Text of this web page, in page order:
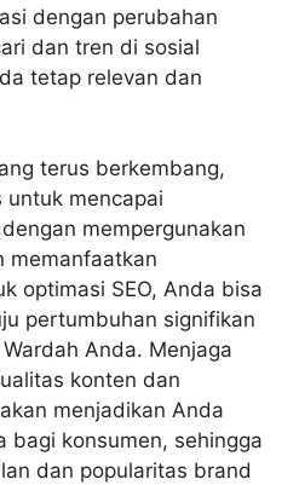
dengan perubahan
dan tren di sosial
tetap relevan dan
terus berkembang,
mencapai
mempergunakan
memanfaatkan
optimasi SEO, Anda bisa
pertumbuhan signifikan
Anda. Menjaga
konten dan
menjadikan Anda
bagi konsumen, sehingga
dan popularitas brand